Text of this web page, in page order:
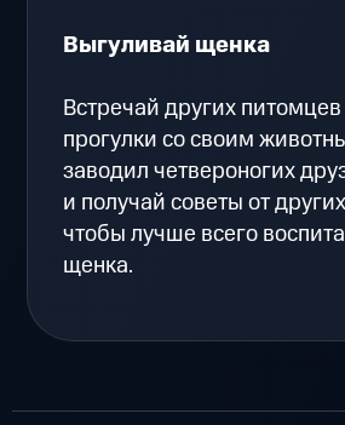
Выгуливай щенка
Встречай других
прогулки со своим
заводил четвероногих
и получай советы от
чтобы лучше всего
щенка.